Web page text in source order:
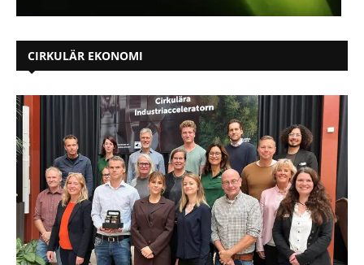
CIRKULÄR EKONOMI